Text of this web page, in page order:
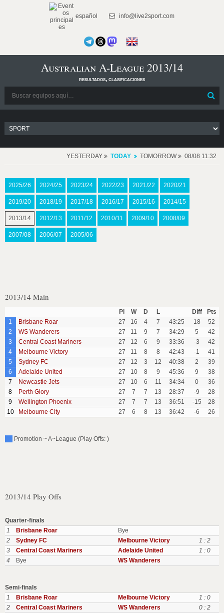
español info@live2sport.com
Australian A-League 2013/14
resultados, clasificaciones
YESTERDAY TODAY TOMORROW 08/08 11:32
2025/26 2024/25 2023/24 2022/23 2021/22 2020/21
2019/20 2018/19 2017/18 2016/17 2015/16 2014/15
2013/14 2012/13 2011/12 2010/11 2009/10 2008/09
2007/08 2006/07 2005/06
2013/14 Main
Pl W D L Diff
Pts
1
Brisbane Roar 27 16 4 7 43:25 18
52
2
WS Wanderers 27 11 9 7 34:29 5
42
3
Central Coast Mariners 27 12 6 9 33:36 -3
42
4
Melbourne Victory 27 11 8 8 42:43 -1
41
5
Sydney FC 27 12 3 12 40:38 2
39
6
Adelaide United 27 10 8 9 45:36 9
38
7
Newcastle Jets 27 10 6 11 34:34 0
36
8
Perth Glory 27 7 7 13 28:37 -9
28
9
Wellington Phoenix 27 7 7 13 36:51 -15
28
10
Melbourne City 27 6 8 13 36:42 -6 26
Promotion ~ A~League (Play Offs: )
2013/14 Play Offs
Quarter-finals
1
Brisbane Roar
Bye
2
Sydney FC Melbourne Victory
1 : 2
3
Central Coast Mariners Adelaide United
1 : 0
4
Bye WS Wanderers
Semi-finals
1
Brisbane Roar Melbourne Victory
1 : 0
2
Central Coast Mariners WS Wanderers 0 : 2